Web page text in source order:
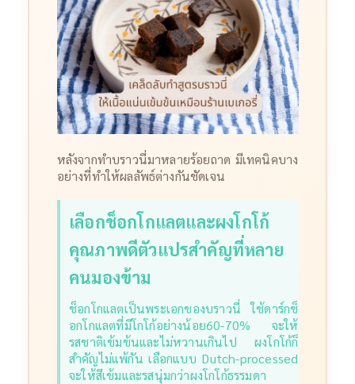
หลังจากทำบราวนี่มาหลายร้อยถาด มีเทคนิคบาง
อย่างที่ทำให้ผลลัพธ์ต่างกันชัดเจน
เลือกช็อกโกแลตและผงโกโก้
คุณภาพดีตัวแปรสำคัญที่หลาย
คนมองข้าม
ช็อกโกแลตเป็นพระเอกของบราวนี่ ใช้ดาร์กช็
อกโกแลตที่มีโกโก้อย่างน้อย60-70% จะให้
รสชาติเข้มข้นและไม่หวานเกินไป ผงโกโก้ก็
สำคัญไม่แพ้กัน เลือกแบบ Dutch-processed
จะให้สีเข้มและรสนุ่มกว่าผงโกโก้ธรรมดา